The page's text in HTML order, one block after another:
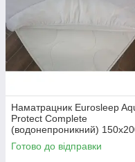
Наматрацник Eurosleep
Protect Complete
(водонепроникний)
Готово до відправки